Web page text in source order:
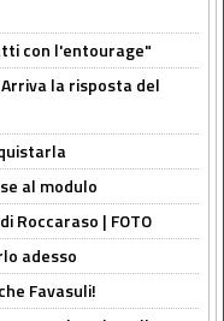
con l'entourage"
la risposta del
al modulo
Roccaraso | FOTO
adesso
Favasuli!